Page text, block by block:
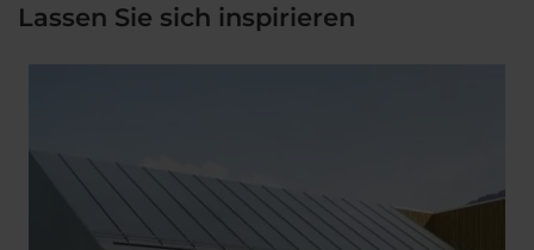
Lassen Sie sich inspirieren